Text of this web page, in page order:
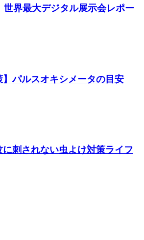
世界最大デジタル展示会レポー
】パルスオキシメータの目安
刺されない虫よけ対策ライフ